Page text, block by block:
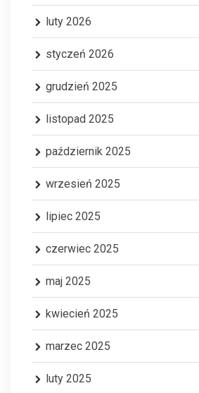
luty 2026
styczeń 2026
grudzień 2025
listopad 2025
październik 2025
wrzesień 2025
lipiec 2025
czerwiec 2025
maj 2025
kwiecień 2025
marzec 2025
luty 2025